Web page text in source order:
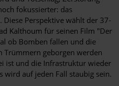
fokussierter: das
Perspektive wählt der 37-
Kalthoum für seinen Film "Der
ob Bomben fallen und die
Trümmern geborgen werden
ist und die Infrastruktur wieder
wird auf jeden Fall staubig sein.